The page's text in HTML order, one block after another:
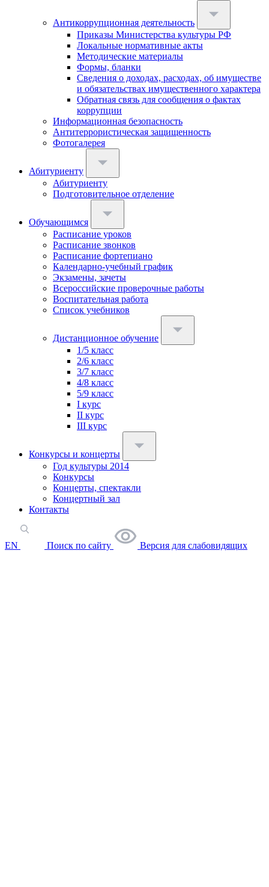
Антикоррупционная деятельность
Приказы Министерства культуры РФ
Локальные нормативные акты
Методические материалы
Формы, бланки
Сведения о доходах, расходах, об имуществе
и обязательствах имущественного характера
Обратная связь для сообщения о фактах
коррупции
Информационная безопасность
Антитеррористическая защищенность
Фотогалерея
Абитуриенту
Абитуриенту
Подготовительное отделение
Обучающимся
Расписание уроков
Расписание звонков
Расписание фортепиано
Календарно-учебный график
Экзамены, зачеты
Всероссийские проверочные работы
Воспитательная работа
Список учебников
Дистанционное обучение
1/5 класс
2/6 класс
3/7 класс
4/8 класс
5/9 класс
I курс
II курс
III курс
Конкурсы и концерты
Год культуры 2014
Конкурсы
Концерты, спектакли
Концертный зал
Контакты
EN Поиск по сайту Версия для слабовидящих